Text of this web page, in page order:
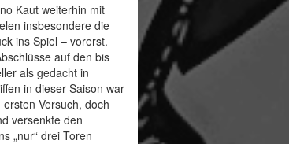
Kaut weiterhin mit
insbesondere die
ins Spiel – vorerst.
auf den bis
als gedacht in
in dieser Saison war
Versuch, doch
versenkte den
„nur“ drei Toren